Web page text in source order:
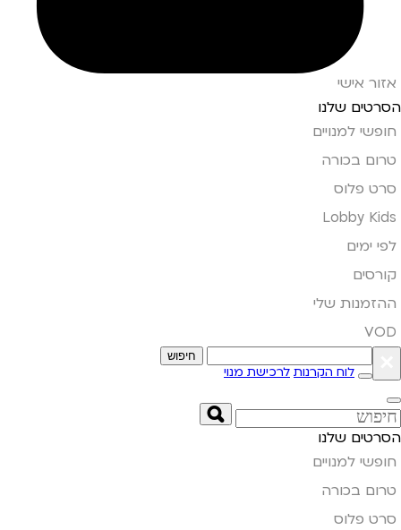
אזור אישי
הסרטים שלנו
חופשי למנויים
טרום בכורה
סרט פלוס
Lobby Kids
לפי ימים
קורסים
ההזמנות שלי
VOD
חיפוש
לוח הקרנות לרכישת מנוי
הסרטים שלנו
חופשי למנויים
טרום בכורה
סרט פלוס